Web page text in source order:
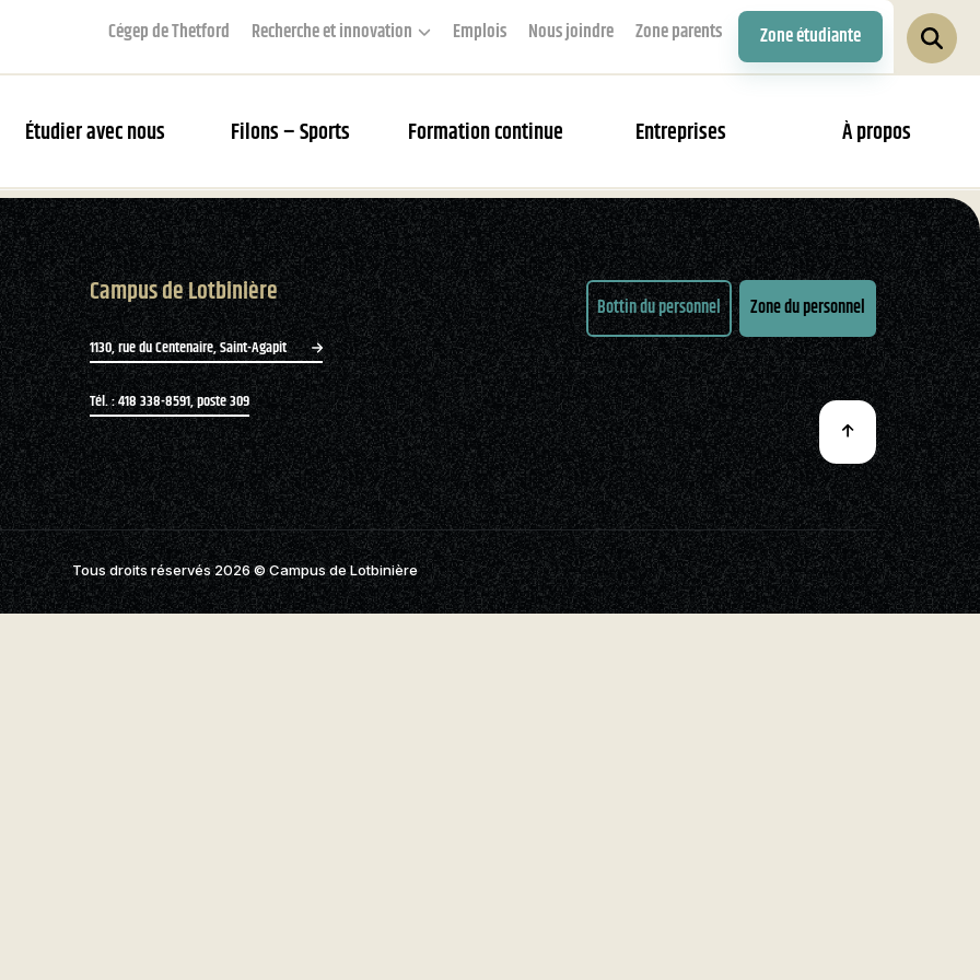
Cégep de Thetford Recherche et innovation Emplois Nous joindre Zone parents Zone étudiante
Étudier avec nous Filons – Sports Formation continue Entreprises À propos
des Filons
des matchs et webdiffusion
Filons
questions
Campus de Lotbinière
1130, rue du Centenaire, Saint-Agapit
Tél. : 418 338-8591, poste 309
Bottin du personnel Zone du personnel
Tous droits réservés 2026© Campus de Lotbinière